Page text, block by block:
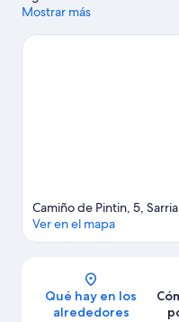
admirar en Lago Vilasouto y
Mostrar más
Camiño de Pintin, 5,
Ver en el mapa
Qué hay en los
alrededores